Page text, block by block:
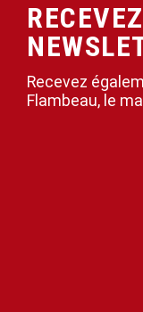
Recevez
Flambeau, le